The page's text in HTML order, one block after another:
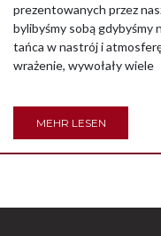
prezentowanych przez
bylibyśmy sobą gdybyśmy
tańca w nastrój i
wrażenie, wywołały wiele
MEHR LESEN